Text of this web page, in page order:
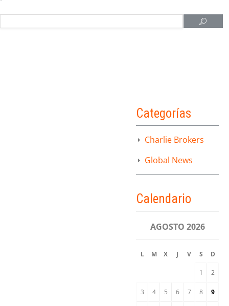
Categorías
Charlie Brokers
Global News
Calendario
AGOSTO 2026
L M X J V S D
1 2
3 4 5 6 7 8 9